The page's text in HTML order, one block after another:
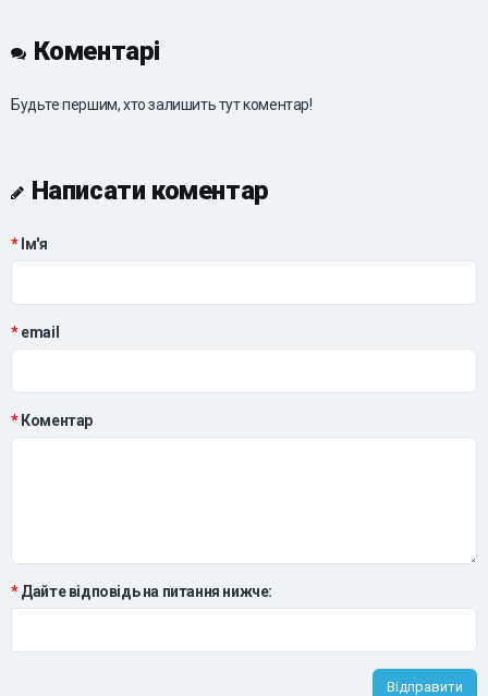
Коментарі
Будьте першим, хто залишить тут коментар!
Написати коментар
Ім'я
email
Коментар
Дайте відповідь на питання нижче:
Відправити